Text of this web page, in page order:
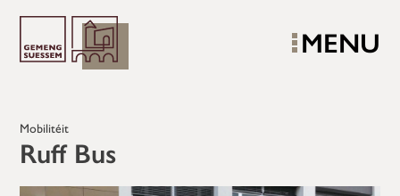
MENU
Mobilitéit
Ruff Bus